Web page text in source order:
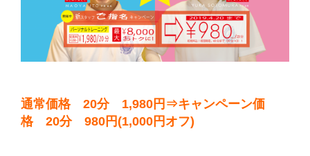
通常価格 20分 1,980円⇒キャンペーン価
格 20分 980円(1,000円オフ)